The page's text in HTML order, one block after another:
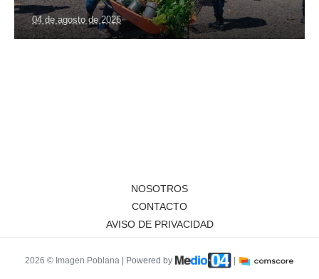
04 de agosto de 2026
NOSOTROS
CONTACTO
AVISO DE PRIVACIDAD
2026 © Imagen Poblana | Powered by